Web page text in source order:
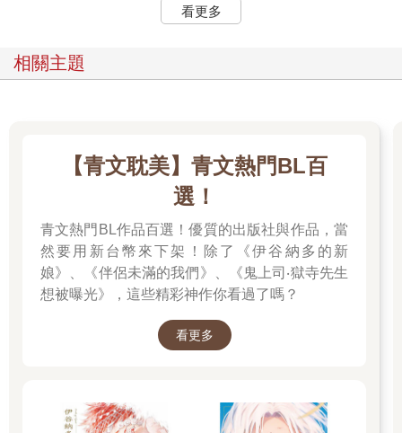
看更多
相關主題
【青文耽美】青文熱門BL百
選！
青文熱門BL作品百選！優質的出版社與作品，當
然要用新台幣來下架！除了《伊谷納多的新
娘》、《伴侶未滿的我們》、《鬼上司‧獄寺先生
想被曝光》，這些精彩神作你看過了嗎？
看更多